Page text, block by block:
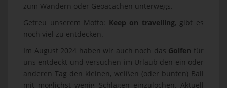
zum Wandern oder Geoacachen unterwegs.
Getreu unserem Motto: Keep on travelling, gibt es
noch viel zu entdecken.
Im August 2024 haben wir auch noch das Golfen für
uns entdeckt und versuchen im Urlaub den ein oder
anderen Tag den kleinen, weißen (oder bunten) Ball
mit möglichst wenig Schlägen einzulochen. Aktuell